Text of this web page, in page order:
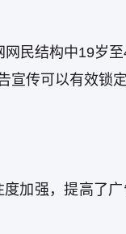
民结构中19岁
传可以有效锁定
加强，提高了